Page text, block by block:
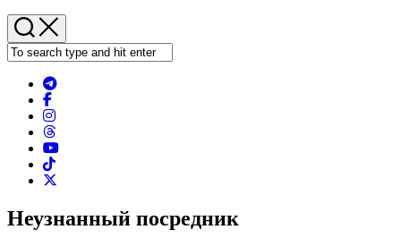
Неузнанный посредник